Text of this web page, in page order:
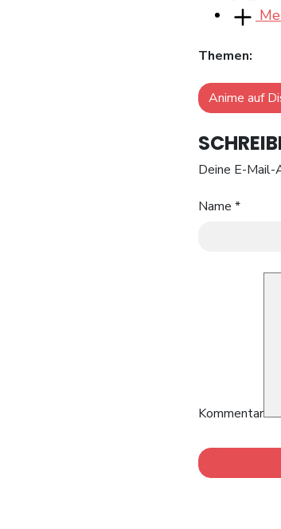
Themen:
Anime auf
Deine E-
Name *
Kommentar